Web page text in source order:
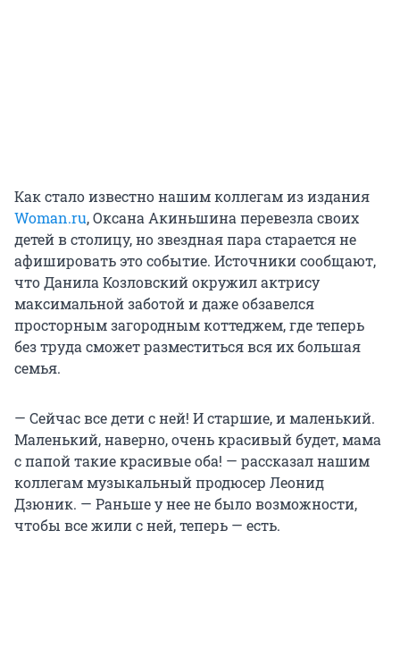
Как стало известно нашим коллегам из издания
Woman.ru, Оксана Акиньшина перевезла своих
детей в столицу, но звездная пара старается не
афишировать это событие. Источники сообщают,
что Данила Козловский окружил актрису
максимальной заботой и даже обзавелся
просторным загородным коттеджем, где теперь
без труда сможет разместиться вся их большая
семья.
— Сейчас все дети с ней! И старшие, и маленький.
Маленький, наверно, очень красивый будет, мама
с папой такие красивые оба! — рассказал нашим
коллегам музыкальный продюсер Леонид
Дзюник. — Раньше у нее не было возможности,
чтобы все жили с ней, теперь — есть.